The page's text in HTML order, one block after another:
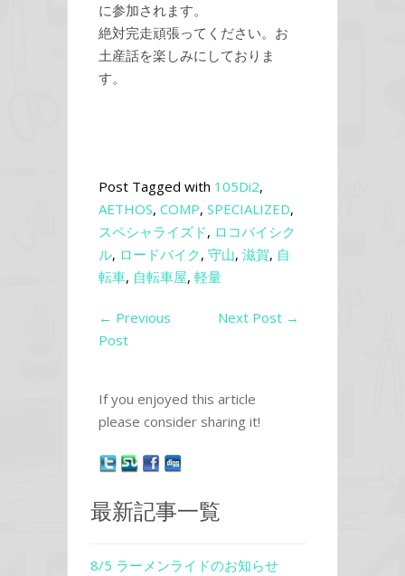
に参加されます。
絶対完走頑張ってください。お
土産話を楽しみにしておりま
す。
Post Tagged with 105Di2,
AETHOS, COMP, SPECIALIZED,
スペシャライズド, ロコバイシク
ル, ロードバイク, 守山, 滋賀, 自
転車, 自転車屋, 軽量
← Previous
Post
Next Post →
If you enjoyed this article
please consider sharing it!
最新記事一覧
8/5 ラーメンライドのお知らせ